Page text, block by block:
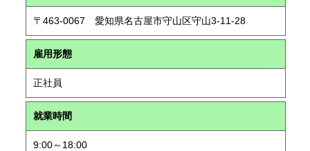
〒463-0067 愛知県名古屋市守山区守山3-11-28
雇用形態
正社員
就業時間
9:00～18:00